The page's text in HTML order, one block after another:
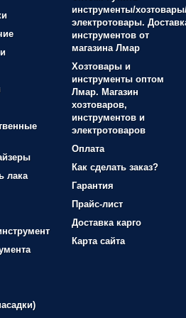
лака
инструменты/
электротовары.
инструментов от
магазина Лмар
Хозтовары и
инструменты оптом
Лмар. Магазин
хозтоваров,
инструментов и
электротоваров
Оплата
Как сделать заказ?
Гарантия
Прайс-лист
Доставка карго
Карта сайта